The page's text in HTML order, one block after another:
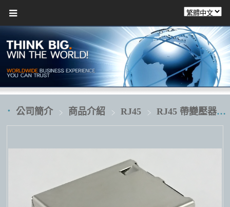
公司簡介 商品介紹 RJ45 RJ45 帶變壓器 transformer